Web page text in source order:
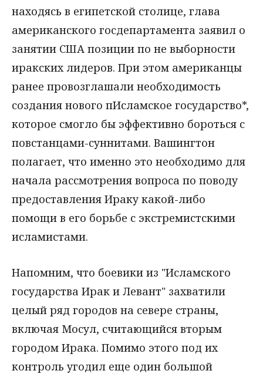
находясь в египетской столице, глава
американского госдепартамента заявил о
занятии США позиции по не выборности
иракских лидеров. При этом американцы
ранее провозглашали необходимость
создания нового пИсламское государство*,
которое смогло бы эффективно бороться с
повстанцами-суннитами. Вашингтон
полагает, что именно это необходимо для
начала рассмотрения вопроса по поводу
предоставления Ираку какой-либо
помощи в его борьбе с экстремистскими
исламистами.
Напомним, что боевики из "Исламского
государства Ирак и Левант" захватили
целый ряд городов на севере страны,
включая Мосул, считающийся вторым
городом Ирака. Помимо этого под их
контроль угодил еще один большой